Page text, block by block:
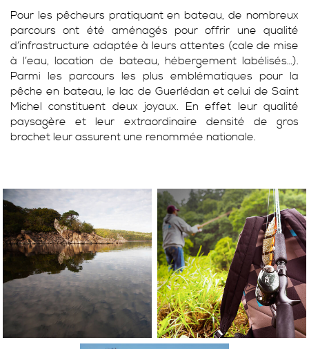
Pour les pêcheurs pratiquant en bateau, de nombreux
parcours ont été aménagés pour offrir une qualité
d’infrastructure adaptée à leurs attentes (cale de mise
à l’eau, location de bateau, hébergement labélisés…).
Parmi les parcours les plus emblématiques pour la
pêche en bateau, le lac de Guerlédan et celui de Saint
Michel constituent deux joyaux. En effet leur qualité
paysagère et leur extraordinaire densité de gros
brochet leur assurent une renommée nationale.